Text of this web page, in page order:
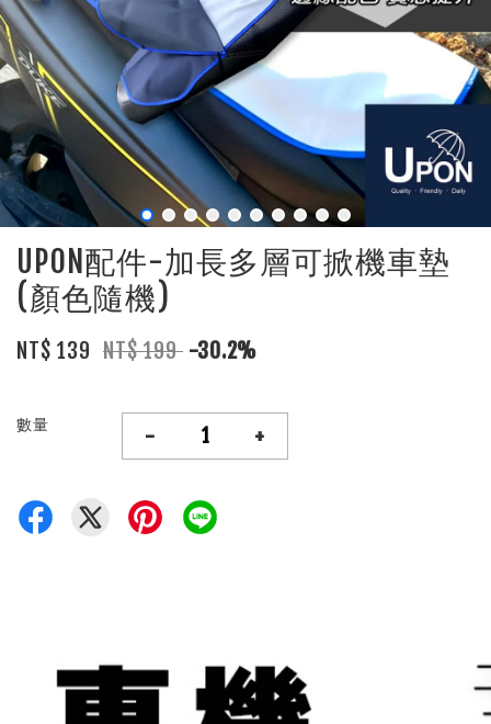
UPON配件-加長多層可掀機車墊
(顏色隨機)
NT$ 139 NT$ 199 -30.2%
數量 - +